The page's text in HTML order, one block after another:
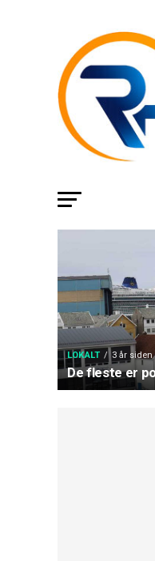
LOKALT 3 år siden
De fleste er